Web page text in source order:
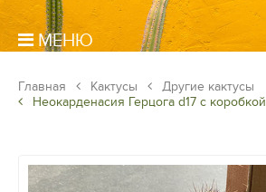
МЕНЮ
Главная Кактусы
Другие кактусы
Неокарденасия Герцога d17 с коробкой